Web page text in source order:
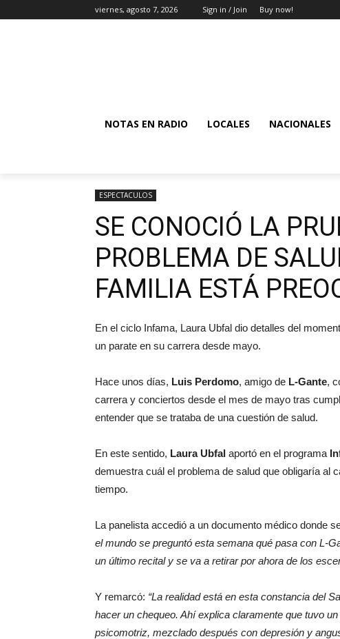
viernes, agosto 7, 2026 Sign in / Join Buy now!
NOTAS EN RADIO LOCALES NACIONALES
ESPECTACULOS
SE CONOCIÓ LA
PROBLEMA DE
FAMILIA ESTÁ
En el ciclo Infama, Laura Ubfal dio detalles del
un parate en su carrera desde mayo.
Hace unos días, Luis Perdomo, amigo de L-Gante,
carrera y conciertos desde el mes de mayo tras
entender que se trataba de una cuestión de salud.
En este sentido, Laura Ubfal aportó en el programa
demuestra cuál el problema de salud que obligaría al
tiempo.
La panelista accedió a un documento médico donde
el mundo se preguntó esta semana qué pasa con L-
un último recital y se va a retirar por ahora de los
Y remarcó: “La realidad está en esta constancia del
hacer un chequeo. Ahí explica claramente que tuvo
psicomotriz, mezclado después con depresión y